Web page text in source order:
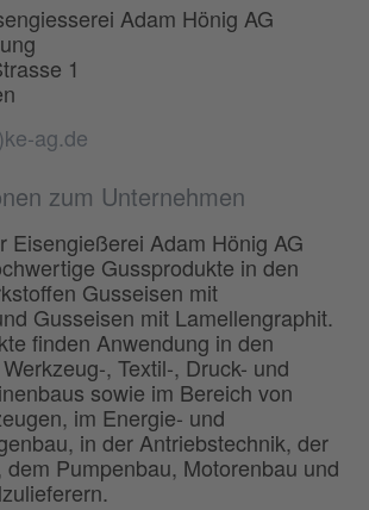
Adam Hönig AG
1
ag.de
zum Unternehmen
Eisengießerei Adam Hönig AG
Gussprodukte in den
Gusseisen mit
Gusseisen mit Lamellengraphit.
finden Anwendung in den
, Textil-, Druck- und
sowie im Bereich von
im Energie- und
in der Antriebstechnik, der
dem Pumpenbau, Motorenbau und